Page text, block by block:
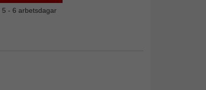
5 - 6 arbetsdagar